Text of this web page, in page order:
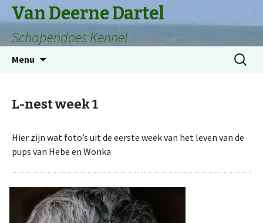
Van Deerne Dartel
Schapendoes Kennel
Menu
Zoeken
naar:
L-nest week 1
Hier zijn wat foto’s uit de eerste week van het leven van de
pups van Hebe en Wonka